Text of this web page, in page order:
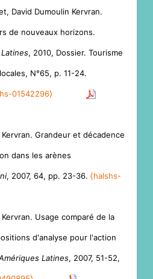
David Dumoulin Kervran.
de nouveaux horizons.
, 2010, Dossier. Tourisme
N°65, p. 11-24.
01542296⟩
Kervran. Grandeur et décadence
dans les arènes
, 2007, 64, pp. 23-36. ⟨halshs-
Usage comparé de la
d'analyse pour l'action
Latines, 2007, 51-52,